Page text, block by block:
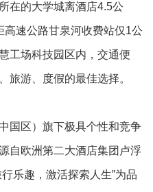
在的大学城离酒店4.5公
速公路甘泉河收费站仅1公
工场科技园区内，交通便
旅游、度假的最佳选择。
国区）旗下极具个性和竞争
自欧洲第二大酒店集团卢浮
乐趣，激活探索人生”为品